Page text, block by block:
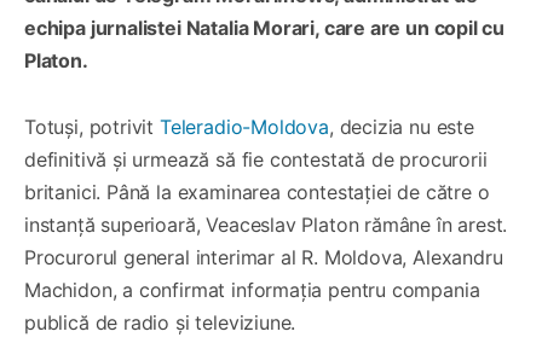
echipa jurnalistei Natalia Morari, care are un copil cu
Platon.
Totuși, potrivit Teleradio-Moldova, decizia nu este
definitivă și urmează să fie contestată de procurorii
britanici. Până la examinarea contestației de către o
instanță superioară, Veaceslav Platon rămâne în arest.
Procurorul general interimar al R. Moldova, Alexandru
Machidon, a confirmat informația pentru compania
publică de radio și televiziune.